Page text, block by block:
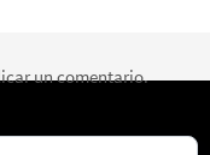
un comentario.